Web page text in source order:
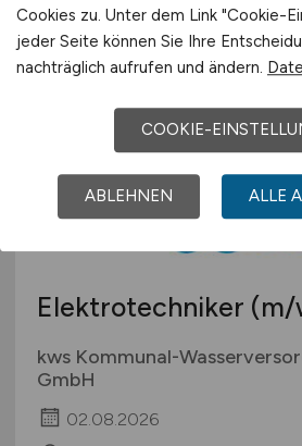
02.08.2026
Elektrotechniker
kws Kommunal-
GmbH
02.08.2026
Cookies zu. Unter dem Link "Cookie-
jeder Seite können Sie Ihre
nachträglich aufrufen und ändern.
COOKIE-
ABLEHNEN ALLE